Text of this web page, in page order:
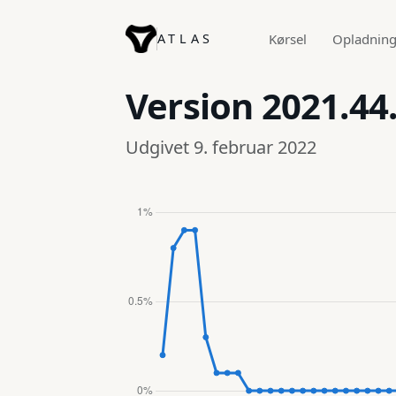
ATLAS Kørsel Opladning
Version
Udgivet 9. februar 2022